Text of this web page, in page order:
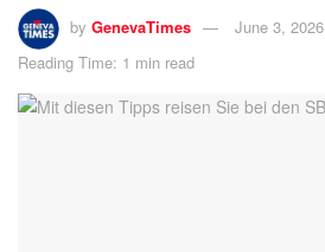
by GenevaTimes
June 3, 2026
Reading Time: 1 min read